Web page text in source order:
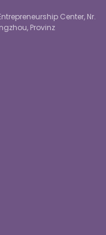
Center, Nr.
Provinz